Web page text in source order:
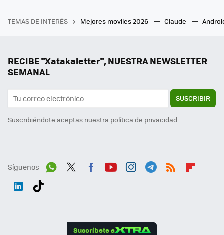
TEMAS DE INTERÉS Mejores moviles 2026 Claude
RECIBE "Xatakaletter", NUESTRA NEWSLETTER
SEMANAL
SUSCRIBIR
Suscribiéndote aceptas nuestra política de privacidad
Síguenos
Suscríbete a